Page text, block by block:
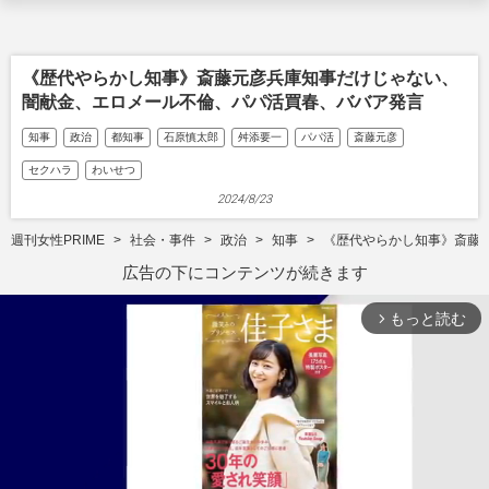
《歴代やらかし知事》斎藤元彦兵庫知事だけじゃない、
闇献金、エロメール不倫、パパ活買春、ババア発言
知事 政治 都知事 石原慎太郎 舛添要一 パパ活 斎藤元彦
セクハラ わいせつ
2024/8/23
週刊女性PRIME 社会・事件 政治 知事 《歴代やらかし知事》斎
広告の下にコンテンツが続きます
arrow_forward_ios もっと読む